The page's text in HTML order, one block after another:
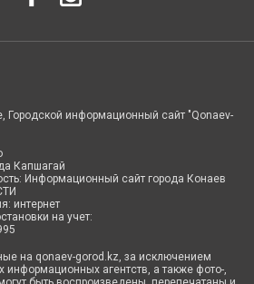
Городской информационный сайт "Qonaev-
Капшагай
Информационный сайт города Конаев
интернет
на учет:
на qonaev-gorod.kz, за исключением
информационных агентств, а также фото-,